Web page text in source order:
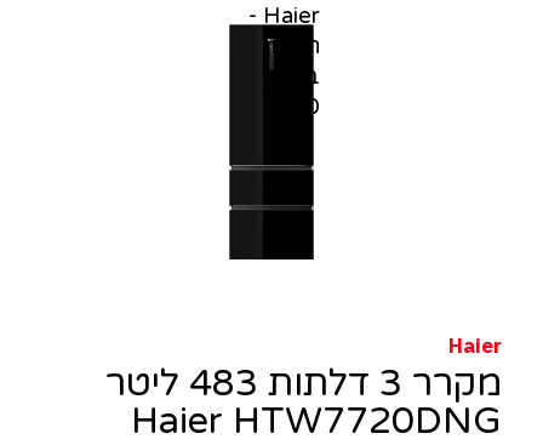
Haier
מקרר 3 דלתות 483 ליטר
Haier HTW7720DNG